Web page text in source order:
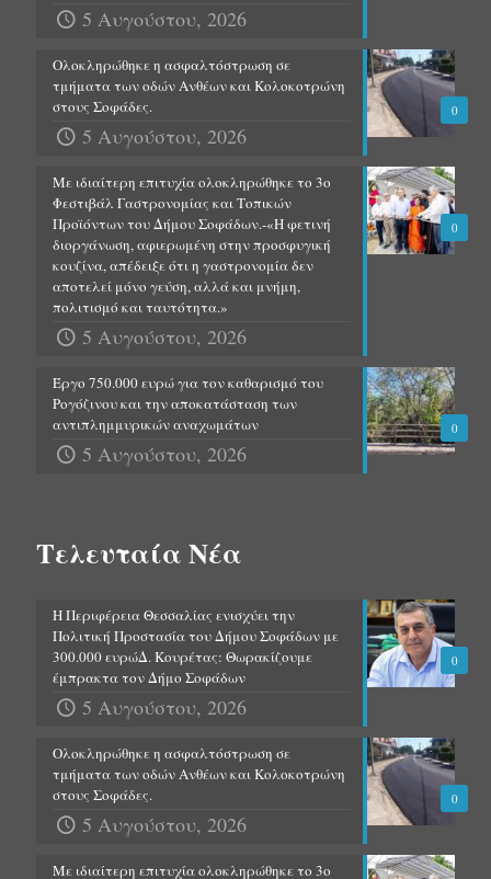
5 Αυγούστου, 2026
0
Ολοκληρώθηκε η ασφαλτόστρωση σε
τμήματα των οδών Ανθέων και Κολοκοτρώνη
στους Σοφάδες.
5 Αυγούστου, 2026
0
Με ιδιαίτερη επιτυχία ολοκληρώθηκε το 3ο
Φεστιβάλ Γαστρονομίας και Τοπικών
Προϊόντων του Δήμου Σοφάδων.-«Η φετινή
διοργάνωση, αφιερωμένη στην προσφυγική
κουζίνα, απέδειξε ότι η γαστρονομία δεν
αποτελεί μόνο γεύση, αλλά και μνήμη,
πολιτισμό και ταυτότητα.»
5 Αυγούστου, 2026
0
Έργο 750.000 ευρώ για τον καθαρισμό του
Ρογόζινου και την αποκατάσταση των
αντιπλημμυρικών αναχωμάτων
5 Αυγούστου, 2026
Τελευταία Νέα
0
Η Περιφέρεια Θεσσαλίας ενισχύει την
Πολιτική Προστασία του Δήμου Σοφάδων με
300.000 ευρώΔ. Κουρέτας: Θωρακίζουμε
έμπρακτα τον Δήμο Σοφάδων
5 Αυγούστου, 2026
0
Ολοκληρώθηκε η ασφαλτόστρωση σε
τμήματα των οδών Ανθέων και Κολοκοτρώνη
στους Σοφάδες.
5 Αυγούστου, 2026
Με ιδιαίτερη επιτυχία ολοκληρώθηκε το 3ο